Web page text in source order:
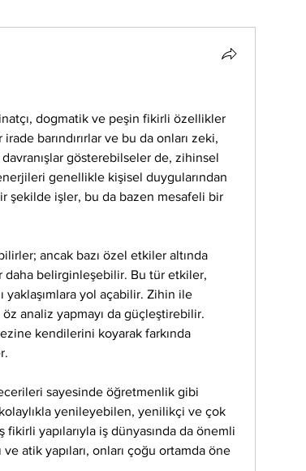
dogmatik ve peşin fikirli özellikler
barındırırlar ve bu da onları zeki,
davranışlar gösterebilseler de, zihinsel
genellikle kişisel duygularından
şekilde işler, bu da bazen mesafeli bir
ancak bazı özel etkiler altında
daha belirginleşebilir. Bu tür etkiler,
yaklaşımlara yol açabilir. Zihin ile
analiz yapmayı da güçleştirebilir.
kendilerini koyarak farkında
sayesinde öğretmenlik gibi
yenileyebilen, yenilikçi ve çok
yapılarıyla iş dünyasında da önemli
atik yapıları, onları çoğu ortamda öne